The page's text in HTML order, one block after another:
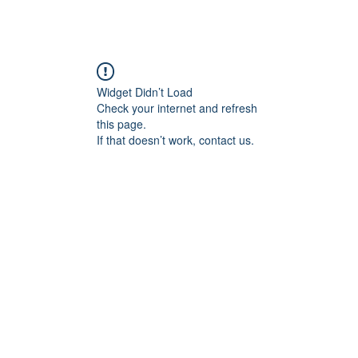
Widget Didn’t Load
Check your internet and refresh
this page.
If that doesn’t work, contact us.